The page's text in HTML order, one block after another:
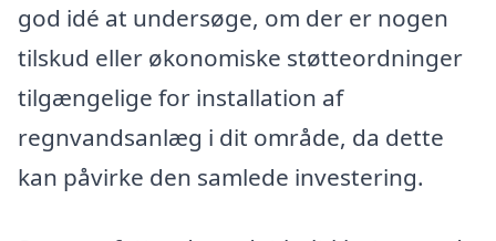
god idé at undersøge, om der er nogen
tilskud eller økonomiske støtteordninger
tilgængelige for installation af
regnvandsanlæg i dit område, da dette
kan påvirke den samlede investering.